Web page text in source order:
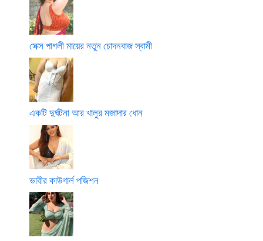
সেক্স পাগলী মায়ের নতুন চোদনবাজ স্বামী
একটি দুর্ঘটনা আর খালুর মজাদার ধোন
ভাবীর কাউগার্ল পজিশন